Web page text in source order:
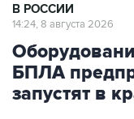
В РОССИИ
14:24, 8 августа 2026
БПЛА
запустят в